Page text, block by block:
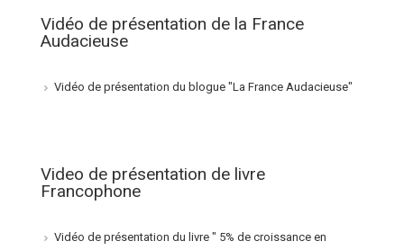
Vidéo de présentation de la France
Audacieuse
Vidéo de présentation du blogue "La France Audacieuse"
Video de présentation de livre
Francophone
Vidéo de présentation du livre " 5% de croissance en